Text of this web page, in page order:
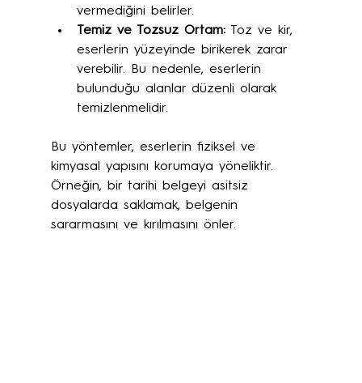
vermediğini belirler.
Temiz ve Tozsuz Ortam: Toz ve kir,
eserlerin yüzeyinde birikerek zarar
verebilir. Bu nedenle, eserlerin
bulunduğu alanlar düzenli olarak
temizlenmelidir.
Bu yöntemler, eserlerin fiziksel ve
kimyasal yapısını korumaya yöneliktir.
Örneğin, bir tarihi belgeyi asitsiz
dosyalarda saklamak, belgenin
sararmasını ve kırılmasını önler.